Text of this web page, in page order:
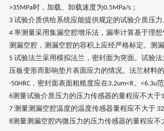
>35MPa时，加载、卸载速度为0.5MPa/s ；
3 试验介质供给系统应能提供规定的试验介质压
4 率测量采用集漏空腔增乐法，漏率计算基于理
测漏空腔，测漏空腔的容积上应经严格标定。测
5 试验法兰采用模拟法兰，密封面为突面。试验
压板变形而影响垫片表面应力的情况。法兰材料
-50HRC ，密封面表面粗糙度应在3.2um<R。 <6.3u
6测量试验介质压力的压力传感器的量程应不大于
7 测量测漏空腔温度的温度传感器量程应不大于
8测量测漏空腔内微压力的压力传感器的量程应不